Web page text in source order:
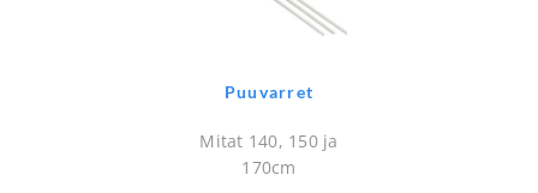
Puuvarret
Mitat 140, 150 ja
170cm